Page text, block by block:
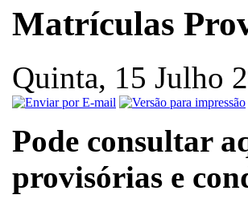
Matrículas
Quinta, 15 Julho
Pode consultar
provisórias e